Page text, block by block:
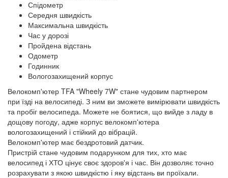
Спідометр
Середня швидкість
Максимальна швидкість
Час у дорозі
Пройдена відстань
Одометр
Годинник
Вологозахищений корпус
Велокомп'ютер TFA "Wheely 7W" стане чудовим партнером
при їзді на велосипеді. З ним ви зможете вимірювати швидкість
та пробіг велосипеда. Можете не боятися, що вийде з ладу в
дощову погоду, адже корпус велокомп'ютера
вологозахищений і стійкий до вібрацій.
Велокомп'ютер має бездротовий датчик.
Пристрій стане чудовим подарунком для тих, хто має
велосипед і ХТО цінує своє здоров'я і час. Він дозволяє точно
розрахувати з якою швидкістю і яку відстань ви проїхали.